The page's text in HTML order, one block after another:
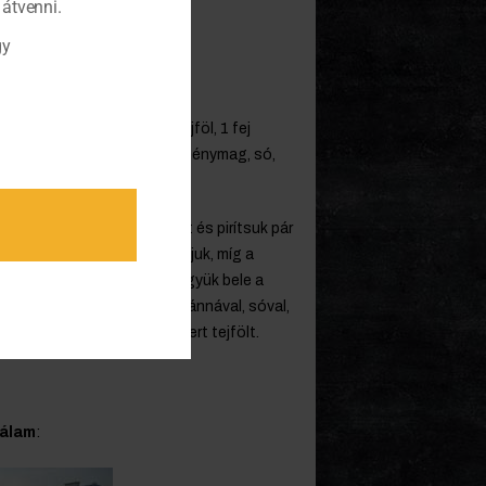
burgonya, 1 pohár tejföl, 1 fej
liszt, 1 csipetnyi őrölt köménymag, só,
kolozsvári szalonnát és pirítsuk pár
köménymagot. Pároljuk, míg a
fel kétliternyi vízzel. Tegyük bele a
Ízesítsük majoránnával, sóval,
hideg vízzel simára elkevert tejfölt.
: